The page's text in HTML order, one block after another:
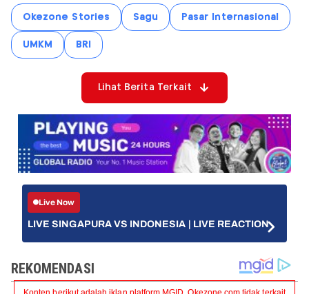
Okezone Stories Sagu Pasar Internasional
UMKM BRI
Lihat Berita Terkait
Live Now
LIVE SINGAPURA VS INDONESIA | LIVE REACTION